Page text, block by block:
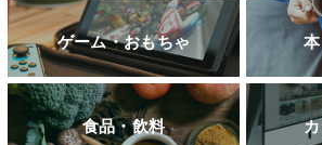
ゲーム・おもちゃ
食品・飲料